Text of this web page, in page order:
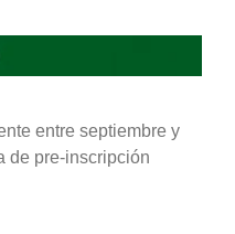
entre septiembre y
de pre-inscripción